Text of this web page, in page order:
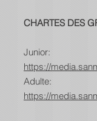
CHARTES DES
Junior:
https://
Adulte:
https://